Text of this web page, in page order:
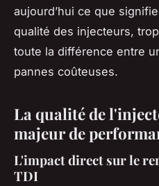
aujourd’hui ce que
qualité des injecteurs,
toute la différence entre
pannes coûteuses.
La qualité de
majeur de
L'impact direct sur le
TDI